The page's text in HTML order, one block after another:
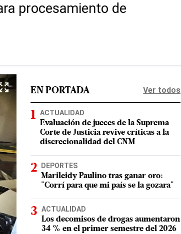
procesamiento de
EN PORTADA Ver todos
ACTUALIDAD
Evaluación de jueces de la Suprema
Corte de Justicia revive críticas a la
discrecionalidad del CNM
DEPORTES
Marileidy Paulino tras ganar oro:
"Corrí para que mi país se la gozara"
ACTUALIDAD
Los decomisos de drogas aumentaron
34 % en el primer semestre del 2026